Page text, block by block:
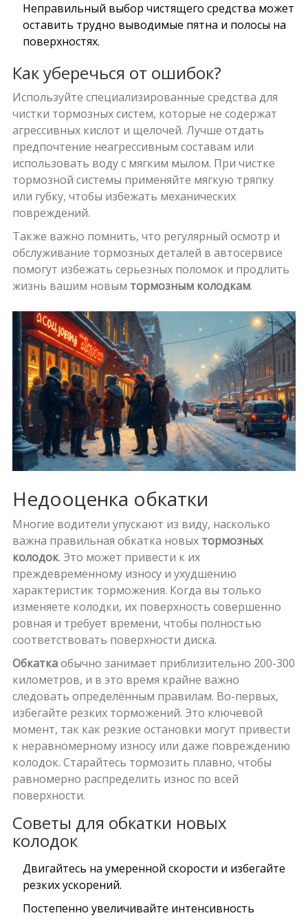
Неправильный выбор чистящего средства может
оставить трудно выводимые пятна и полосы на
поверхностях.
Как уберечься от ошибок?
Используйте специализированные средства для
чистки тормозных систем, которые не содержат
агрессивных кислот и щелочей. Лучше отдать
предпочтение неагрессивным составам или
использовать воду с мягким мылом. При чистке
тормозной системы применяйте мягкую тряпку
или губку, чтобы избежать механических
повреждений.
Также важно помнить, что регулярный осмотр и
обслуживание тормозных деталей в автосервисе
помогут избежать серьезных поломок и продлить
жизнь вашим новым тормозным колодкам.
Недооценка обкатки
Многие водители упускают из виду, насколько
важна правильная обкатка новых тормозных
колодок. Это может привести к их
преждевременному износу и ухудшению
характеристик торможения. Когда вы только
изменяете колодки, их поверхность совершенно
ровная и требует времени, чтобы полностью
соответствовать поверхности диска.
Обкаткаобычно занимает приблизительно 200-300
километров, и в это время крайне важно
следовать определённым правилам. Во-первых,
избегайте резких торможений. Это ключевой
момент, так как резкие остановки могут привести
к неравномерному износу или даже повреждению
колодок. Старайтесь тормозить плавно, чтобы
равномерно распределить износ по всей
поверхности.
Советы для обкатки новых
колодок
Двигайтесь на умеренной скорости и избегайте
резких ускорений.
Постепенно увеличивайте интенсивность